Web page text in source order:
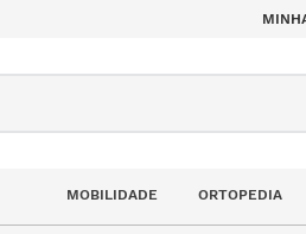
MOBILIDADE ORTOPEDIA